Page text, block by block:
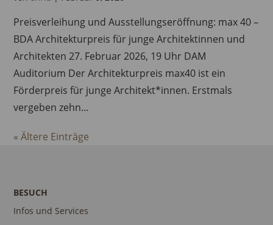
Preisverleihung und Ausstellungseröffnung: max 40 –
BDA Architekturpreis für junge Architektinnen und
Architekten 27. Februar 2026, 19 Uhr DAM
Auditorium Der Architekturpreis max40 ist ein
Förderpreis für junge Architekt*innen. Erstmals
vergeben zehn...
« Ältere Einträge
BESUCH
Infos und Services